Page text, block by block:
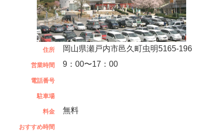
住所 岡山県瀬戸内市邑久町虫明5165-196
営業時間 9：00〜17：00
電話番号
駐車場
料金 無料
おすすめ時間